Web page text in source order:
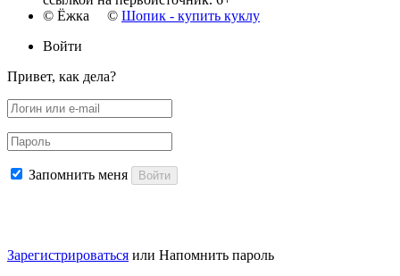
© Ёжка © Шопик - купить куклу
Войти
Привет, как дела?
Запомнить меня Войти
Зарегистрироваться или Напомнить пароль